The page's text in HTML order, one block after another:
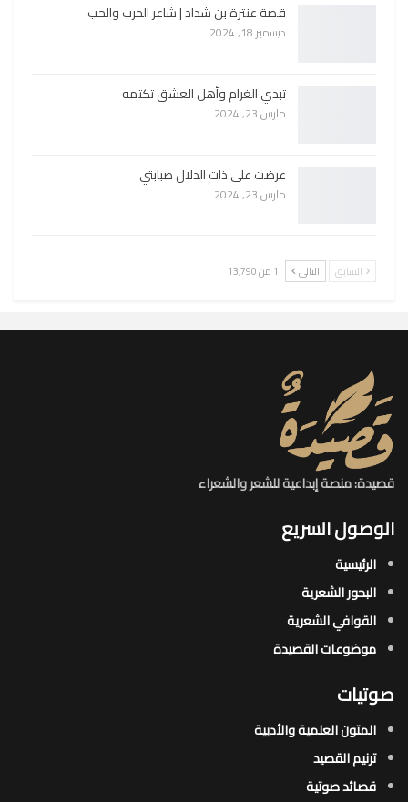
قصة عنترة بن شداد | شاعر الحرب والحب
ديسمبر 18, 2024
تبدي الغرام وأهل العشق تكتمه
مارس 23, 2024
عرضت على ذات الدلال صبابتي
مارس 23, 2024
السابق التالي 1 من 13٬790
قصيدة: منصة إبداعية للشعر والشعراء
الوصول السريع
الرئيسية
البحور الشعرية​
القوافي الشعرية​
موضوعات القصيدة​
صوتيات
المتون العلمية والأدبية
ترنيم القصيد
قصائد صوتية